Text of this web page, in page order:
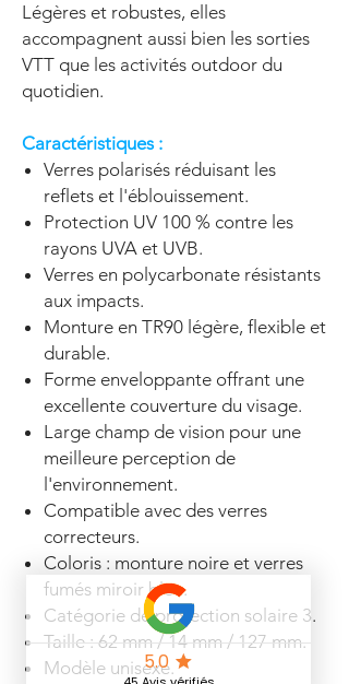
Légères et robustes, elles
accompagnent aussi bien les sorties
VTT que les activités outdoor du
quotidien.
Caractéristiques :
Verres polarisés réduisant les
reflets et l'éblouissement.
Protection UV 100 % contre les
rayons UVA et UVB.
Verres en polycarbonate résistants
aux impacts.
Monture en TR90 légère, flexible et
durable.
Forme enveloppante offrant une
excellente couverture du visage.
Large champ de vision pour une
meilleure perception de
l'environnement.
Compatible avec des verres
correcteurs.
Coloris : monture noire et verres
fumés miroir bleu.
Catégorie de protection solaire 3.
Taille : 62 mm / 14 mm / 127 mm.
Modèle unisexe.